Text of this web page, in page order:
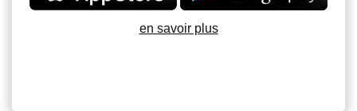
en savoir plus